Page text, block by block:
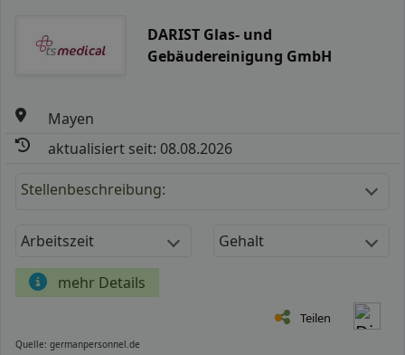
DARIST Glas- und
Gebäudereinigung GmbH
Mayen
aktualisiert seit: 08.08.2026
Stellenbeschreibung:
Arbeitszeit Gehalt
mehr Details
Teilen
Quelle: germanpersonnel.de